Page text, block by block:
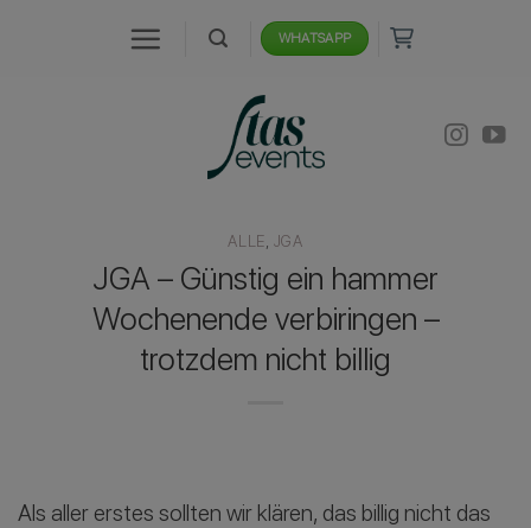
WHATSAPP
ALLE JGA
JGA – Günstig ein hammer
Wochenende verbiringen –
trotzdem nicht billig
Als aller erstes sollten wir klären, das billig nicht das